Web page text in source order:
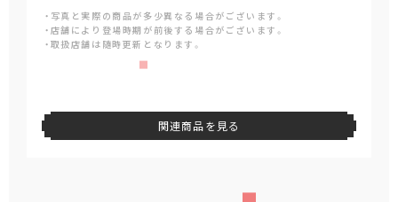
・写真と実際の商品が多少異なる場合がございます。
・店舗により登場時期が前後する場合がございます。
・取扱店舗は随時更新となります。
関連商品を見る